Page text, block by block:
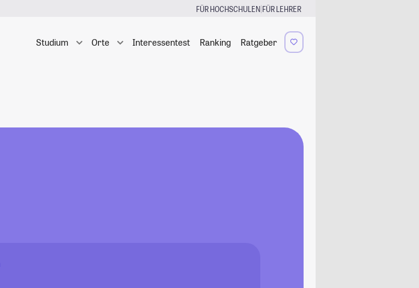
FÜR HOCHSCHULEN|FÜR LEHRER
Studium Orte Interessentest Ranking Ratgeber